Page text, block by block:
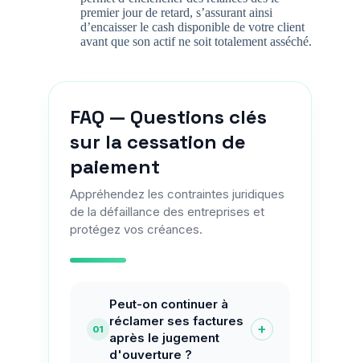
premier jour de retard, s’assurant ainsi
d’encaisser le cash disponible de votre client
avant que son actif ne soit totalement asséché.
FAQ — Questions clés
sur la cessation de
paiement
Appréhendez les contraintes juridiques
de la défaillance des entreprises et
protégez vos créances.
01
Peut-on continuer à
réclamer ses factures
après le jugement
d'ouverture ?
+